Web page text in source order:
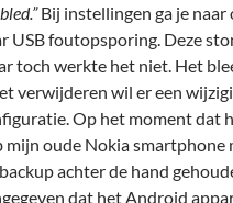
Bij instellingen ga je
USB foutopsporing. Deze
toch werkte het niet. Het
verwijderen wil er een
Op het moment dat
mijn oude Nokia smartphone
achter de hand
dat het Android